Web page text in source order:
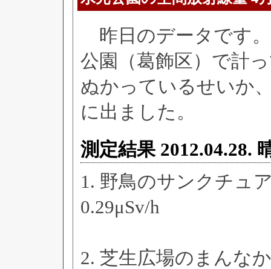
昨日のデータです
公園（葛飾区）で計
ぬかっているせいか
に出ました。
測定結果 2012.04.28.
1. 野鳥のサンクチュ
0.29μSv/h
2. 芝生広場のまんなか